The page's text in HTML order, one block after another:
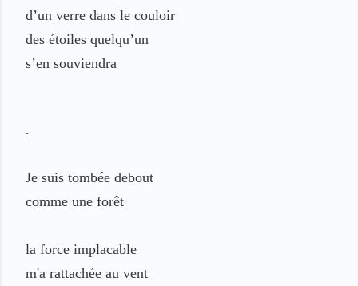
d’un verre dans le couloir
des étoiles quelqu’un
s’en souviendra
.
Je suis tombée debout
comme une forêt
la force implacable
m'a rattachée au vent